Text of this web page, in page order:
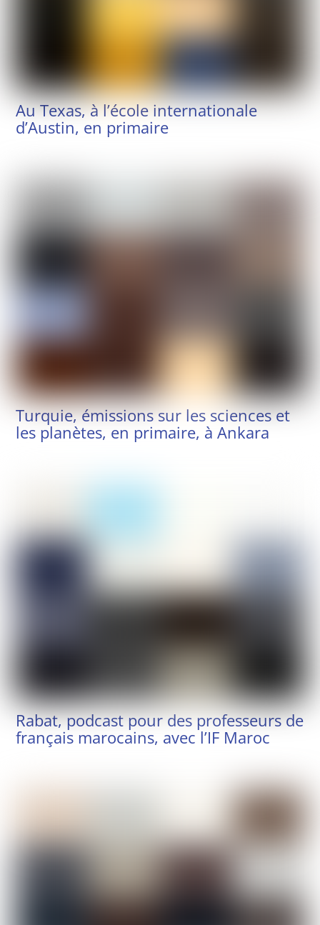
Au Texas, à l’école internationale
d’Austin, en primaire
Turquie, émissions sur les sciences et
les planètes, en primaire, à Ankara
Rabat, podcast pour des professeurs de
français marocains, avec l’IF Maroc